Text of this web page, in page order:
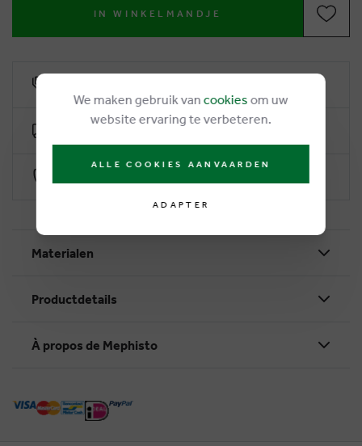
IN WINKELMANDJE
Livraison gratuite dès €50
Materialen
Productdetails
À propos de Mephisto
We maken gebruik van cookies om uw
website ervaring te verbeteren.
ALLE COOKIES AANVAARDEN
ADAPTER